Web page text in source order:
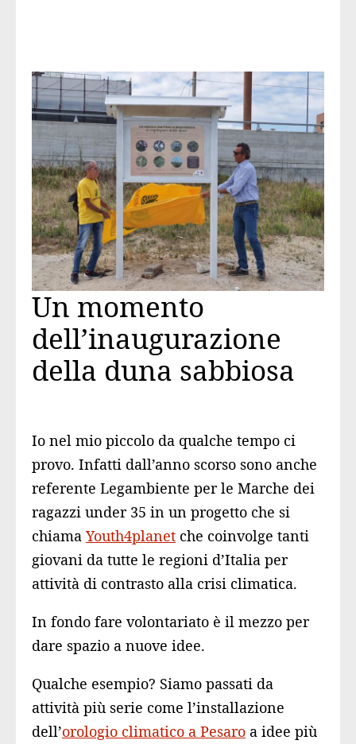
Un momento
dell’inaugurazione
della duna sabbiosa
Io nel mio piccolo da qualche tempo ci
provo. Infatti dall’anno scorso sono anche
referente Legambiente per le Marche dei
ragazzi under 35 in un progetto che si
chiama Youth4planet che coinvolge tanti
giovani da tutte le regioni d’Italia per
attività di contrasto alla crisi climatica.
In fondo fare volontariato è il mezzo per
dare spazio a nuove idee.
Qualche esempio? Siamo passati da
attività più serie come l’installazione
dell’orologio climatico a Pesaro a idee più